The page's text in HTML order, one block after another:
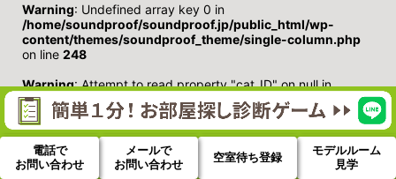
Warning: Undefined array key 0 in
/home/soundproof/soundproof.jp/public_html/wp-
content/themes/soundproof_theme/single-column.php
on line 248
Warning: Attempt to read property "cat_ID" on null in
/home/soundproof/soundproof.jp/public_html/wp-
content/themes/soundproof_theme/single-column.php
on line248
Warning : Undefined array key 0 in
/home/soundproof/soundproof.jp/public_html/wp-
電話で
お問い合わせ
メールで
お問い合わせ
空室待ち登録
モデルルーム
見学